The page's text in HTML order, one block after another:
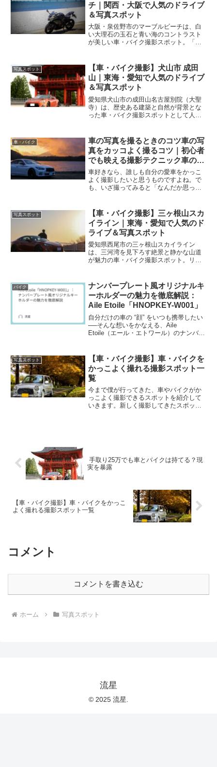
チ｜関西・大阪で人気のドライブ
＆写真スポット
大阪・泉佐野市のマーブルビーチは、白
い大理石の玉石と青い海のコントラスト
が美しい車・バイク撮影スポット。「日
を交えて紹介しています。 ￼
写真スポット
【車・バイク撮影】犬山市 成田
山｜東海・愛知で人気のドライブ
＆写真スポット
愛知県犬山市の成田山名古屋別院（大聖
寺）は、歴史ある建築と自然が背景とな
った車・バイク撮影スポットとして人
マナーも詳しく解説しています。
車・バイク
車の写真を撮るときのコツ車の写
真をカッコよく撮るコツ｜初心者
でも映える撮影テクニック車の写
真を撮るときのコツ
車好きなら、誰しも自分の愛車をかっこ
よく撮影したいと思うものですよね。で
も、いざ撮ってみると「なんだか思って
じたことはありませんか？実は、車の写
真はほんの少しのコツを意識するだけ
で、見違えるほど魅力的に撮影すること
ができます。特別なカメラや難しい知識
がなくても、撮影する時間帯や角度、背
景の選び方を工夫するだけで、“かっこい
い一枚”に近づけることができます。この
記事では、初心者の方でもすぐに実践で
イントをわかりやすく紹介していきま
す。
写真スポット
【車・バイク撮影】三ヶ根山スカ
イライン｜東海・愛知で人気のド
ライブ＆写真スポット
愛知県西尾市の三ヶ根山スカイライン
は、三河湾を見下ろす絶景と静かな山道
が魅力の車・バイク撮影スポット。リー
体験を元に紹介。
バイク
ナンバープレート風オリジナルキ
ーホルダーの魅力を徹底解説：
Aile Etoile「HNOPKEY-W001」
自分だけの車の “顔” をいつも携帯したい
──そんな想いをかなえる、Aile
Etoile（エール・エトワール）のナンバー
い方、選ぶ際のポイントから、実際に手
に入れたときの満足感やプレゼント用
途、メンテナンス方法まで、専門的な視
点も交えて徹底的に紹介します。
写真スポット
【車・バイク撮影】車・バイクを
かっこよく撮れる撮影スポット一
覧
今まで僕が行ってきた、車やバイクがか
っこよく撮影できるスポットを紹介して
いきます。新しく撮影してきたスポット
手取り25万でも車とバイクは持てる？現
実を暴露
【車・バイク撮影】車・バイクをかっこ
よく撮れる撮影スポット一覧
コメント
コメントを書き込む
ホーム 写真スポット
流星
© 2025 流星.